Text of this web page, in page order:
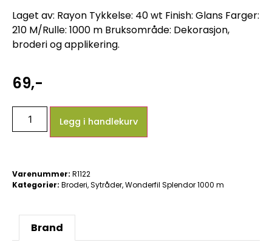
Laget av: Rayon Tykkelse: 40 wt Finish: Glans Farger:
210 M/Rulle: 1000 m Bruksområde: Dekorasjon,
broderi og applikering.
69,-
Legg i handlekurv
Varenummer: R1122
Kategorier: Broderi,Sytråder,Wonderfil Splendor 1000 m
Brand